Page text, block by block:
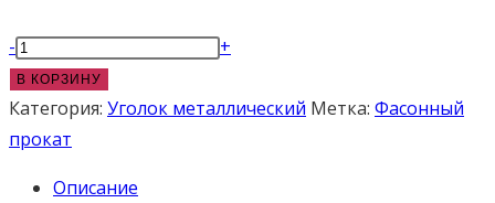
Количество
товара
Уголок
металлический
- +
В КОРЗИНУ
Категория: Уголок металлический Метка: Фасонный
прокат
Описание